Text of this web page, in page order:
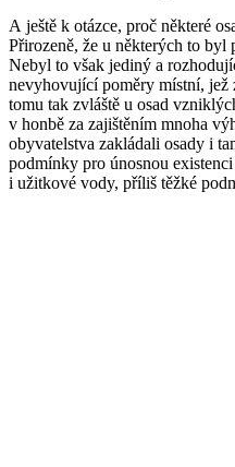
A ještě k otázce, proč některé
Přirozeně, že u některých to byl
Nebyl to však jediný a
nevyhovující poměry místní,
tomu tak zvláště u osad
v honbě za zajištěním mnoha
obyvatelstva zakládali osady i
podmínky pro únosnou
i užitkové vody, příliš těžké